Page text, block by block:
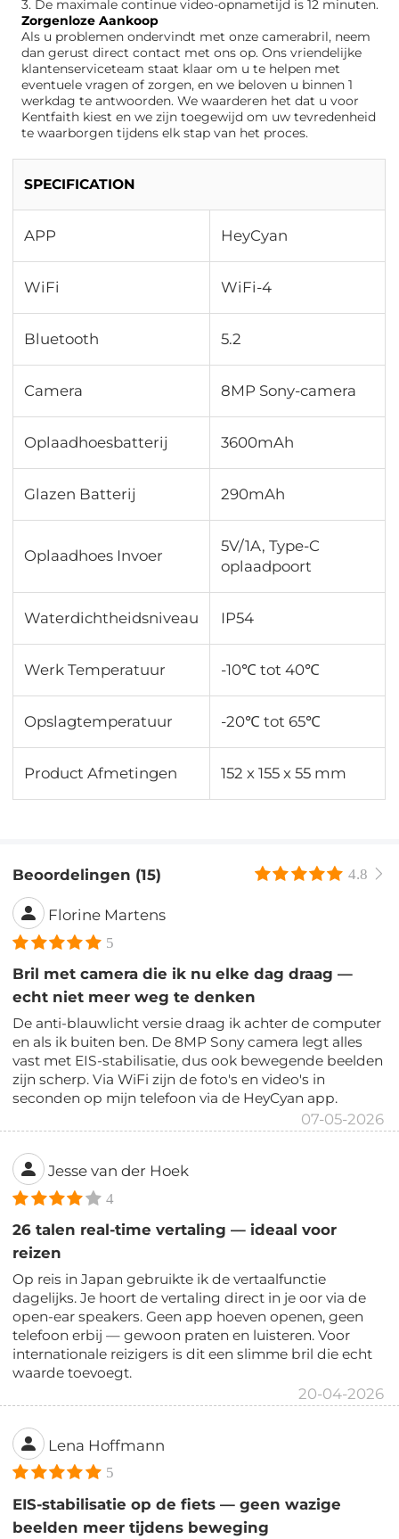
3. De maximale continue video-opnametijd is 12 minuten.
Zorgenloze Aankoop
Als u problemen ondervindt met onze camerabril, neem
dan gerust direct contact met ons op. Ons vriendelijke
klantenserviceteam staat klaar om u te helpen met
eventuele vragen of zorgen, en we beloven u binnen 1
werkdag te antwoorden. We waarderen het dat u voor
Kentfaith kiest en we zijn toegewijd om uw tevredenheid
te waarborgen tijdens elk stap van het proces.
SPECIFICATION
APP HeyCyan
WiFi WiFi-4
Bluetooth 5.2
Camera 8MP Sony-camera
Oplaadhoesbatterij 3600mAh
Glazen Batterij 290mAh
Oplaadhoes Invoer
5V/1A, Type-C
oplaadpoort
Waterdichtheidsniveau IP54
Werk Temperatuur -10℃ tot 40℃
Opslagtemperatuur -20℃ tot 65℃
Product Afmetingen 152 x 155 x 55 mm
Beoordelingen (15) 4.8
Florine Martens
5
Bril met camera die ik nu elke dag draag —
echt niet meer weg te denken
De anti-blauwlicht versie draag ik achter de computer
en als ik buiten ben. De 8MP Sony camera legt alles
vast met EIS-stabilisatie, dus ook bewegende beelden
zijn scherp. Via WiFi zijn de foto's en video's in
seconden op mijn telefoon via de HeyCyan app.
07-05-2026
Jesse van der Hoek
4
26 talen real-time vertaling — ideaal voor
reizen
Op reis in Japan gebruikte ik de vertaalfunctie
dagelijks. Je hoort de vertaling direct in je oor via de
open-ear speakers. Geen app hoeven openen, geen
telefoon erbij — gewoon praten en luisteren. Voor
internationale reizigers is dit een slimme bril die echt
waarde toevoegt.
20-04-2026
Lena Hoffmann
5
EIS-stabilisatie op de fiets — geen wazige
beelden meer tijdens beweging